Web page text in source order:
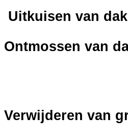
Uitkuisen van
Ontmossen van
Verwijderen van